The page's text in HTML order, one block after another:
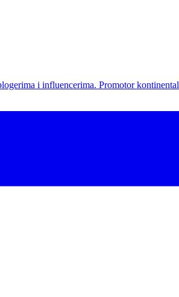
i influencerima. Promotor